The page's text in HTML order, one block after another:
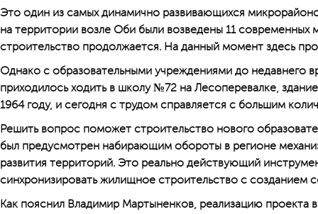
Это один из самых динамично развивающихся
на территории возле Оби были возведены 11 современных
строительство продолжается. На данный момент здесь
Однако с образовательными учреждениями до недавнего
приходилось ходить в школу №72 на Лесоперевалке,
1964 году, и сегодня с трудом справляется с большим
Решить вопрос поможет строительство нового
был предусмотрен набирающим обороты в регионе
развития территорий. Это реально действующий
синхронизировать жилищное строительство с созданием
Как пояснил Владимир Мартыненков, реализацию проекта